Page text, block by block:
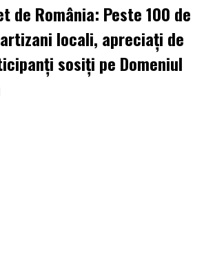
de România: Peste 100 de
locali, apreciați de
sosiți pe Domeniul